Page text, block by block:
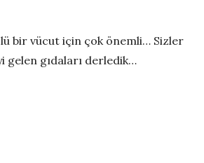
bir vücut için çok önemli… Sizler
gelen gıdaları derledik…